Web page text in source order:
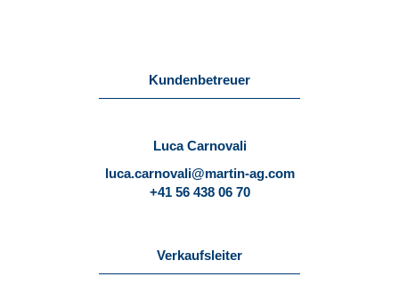
Kundenbetreuer
Luca Carnovali
luca.carnovali@martin-ag.com
+41 56 438 06 70
Verkaufsleiter